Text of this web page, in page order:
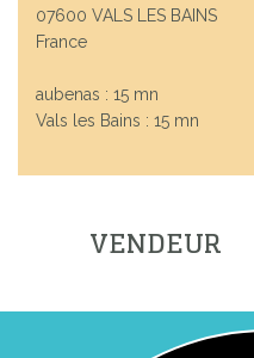
07600 VALS LES BAINS
France
aubenas : 15 mn
Vals les Bains : 15 mn
VENDEUR